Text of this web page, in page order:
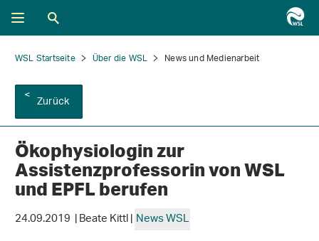
WSL Startseite Über die WSL News und Medienarbeit
Zurück
Ökophysiologin zur
Assistenzprofessorin von WSL
und EPFL berufen
24.09.2019 | Beate Kittl |News WSL